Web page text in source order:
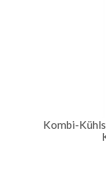
Kombi-